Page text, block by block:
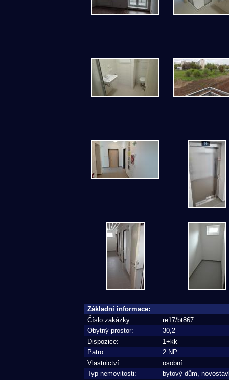
Základní informace:
Číslo zakázky:
re17/bt867
Obytný prostor:
30,2
Dispozice:
1+kk
Patro:
2.NP
Vlastnictví:
osobní
Typ nemovitosti:
bytový dům,